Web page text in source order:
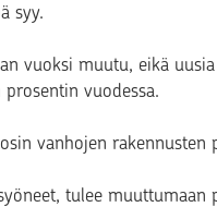
syy.
vuoksi muutu, eikä
vuodessa.
vanhojen
tulee muuttumaan